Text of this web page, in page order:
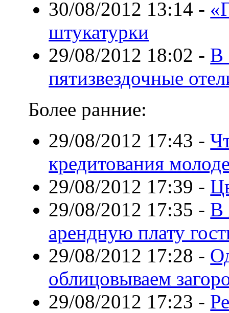
30/08/2012 13:14 -
штукатурки
29/08/2012 18:02 - В
пятизвездочные
Более ранние:
29/08/2012 17:43 -
кредитования
29/08/2012 17:39 -
29/08/2012 17:35 - В
арендную плату
29/08/2012 17:28 -
облицовываем
29/08/2012 17:23 -